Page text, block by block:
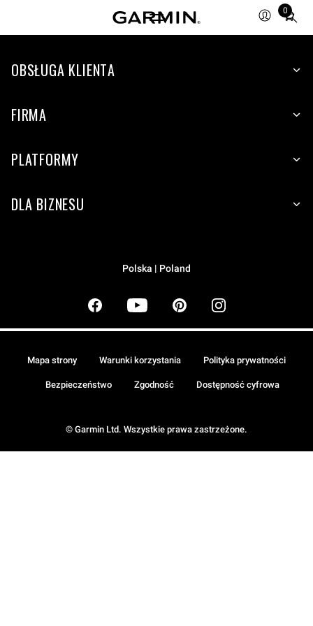
0
Total
items
cart:
OBSŁUGA KLIENTA
FIRMA
PLATFORMY
DLA BIZNESU
Polska | Poland
© Garmin Ltd. Wszystkie prawa zastrzeżone.
Mapa strony Warunki korzystania Polityka prywatności
Bezpieczeństwo Zgodność Dostępność cyfrowa